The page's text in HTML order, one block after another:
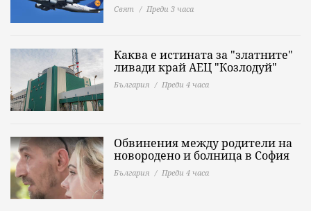
Свят Преди 3 часа
Каква е истината за "златните"
ливади край АЕЦ "Козлодуй"
България Преди 4 часа
Обвинения между родители на
новородено и болница в София
България Преди 4 часа